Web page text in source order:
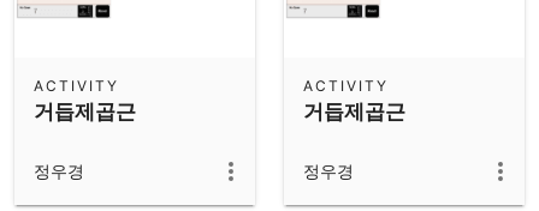
거듭제곱근
ACTIVITY
정우경
거듭제곱근
ACTIVITY
정우경